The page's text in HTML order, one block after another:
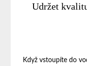
Udržet
Když vstoupíte do